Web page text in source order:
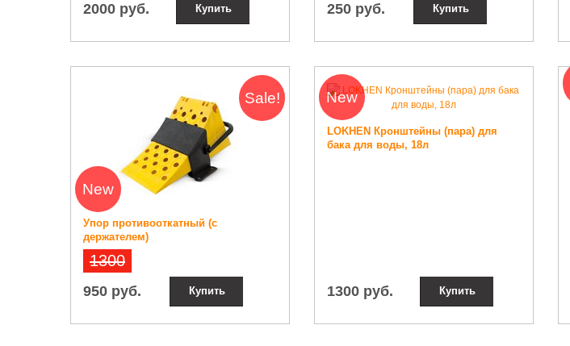
2000 руб. Купить 250 руб. Купить
New
Sale!
Упор противооткатный (с
держателем)
1300
950 руб. Купить
New
LOKHEN Кронштейны (пара) для
бака для воды, 18л
1300 руб. Купить